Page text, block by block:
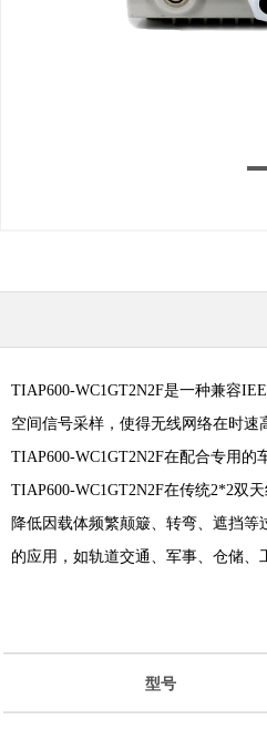
TIAP600-WC1GT2N2F是一种兼容
空间信号采样，使得无线网络在时速
TIAP600-WC1GT2N2F在配合专用
TIAP600-WC1GT2N2F在传统2*2双
降低因载体频繁颠簸、转弯、遮挡
的应用，如轨道交通、军事、仓储
型号